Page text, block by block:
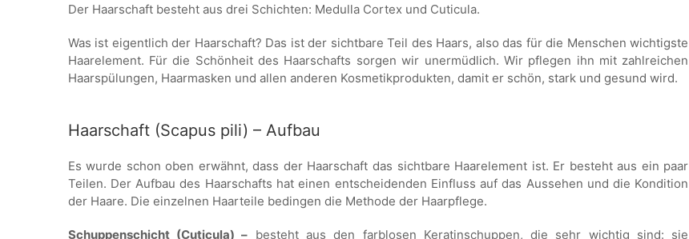
Der Haarschaft besteht aus drei Schichten: Medulla Cortex und Cuticula.
Was ist eigentlich der Haarschaft? Das ist der sichtbare Teil des Haars, also das für die Menschen wichtigste
Haarelement. Für die Schönheit des Haarschafts sorgen wir unermüdlich. Wir pflegen ihn mit zahlreichen
Haarspülungen, Haarmasken und allen anderen Kosmetikprodukten, damit er schön, stark und gesund wird.
Haarschaft (Scapus pili) – Aufbau
Es wurde schon oben erwähnt, dass der Haarschaft das sichtbare Haarelement ist. Er besteht aus ein paar
Teilen. Der Aufbau des Haarschafts hat einen entscheidenden Einfluss auf das Aussehen und die Kondition
der Haare. Die einzelnen Haarteile bedingen die Methode der Haarpflege.
Schuppenschicht (Cuticula) – besteht aus den farblosen Keratinschuppen, die sehr wichtig sind: sie